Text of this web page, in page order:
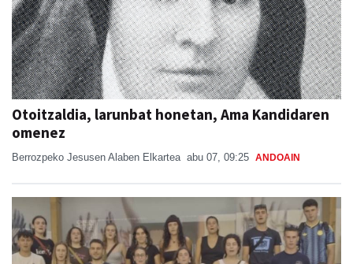
Otoitzaldia, larunbat honetan, Ama Kandidaren
omenez
Berrozpeko Jesusen Alaben Elkartea abu 07, 09:25 ANDOAIN